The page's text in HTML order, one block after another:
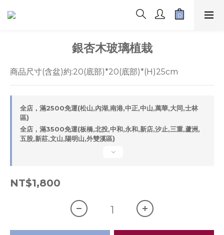
銀杏木玻璃植栽
商品尺寸(含盆)約:20(底部)*20(底部)*(H)25cm
全店，滿2500免運(松山,內湖,南港,中正,中山,萬華,大同,士林
區)
全店，滿3500免運(板橋,北投,中和,永和,新店,汐止,三重,蘆洲,
五股,新莊,文山,陽明山,外雙溪區)
NT$1,800